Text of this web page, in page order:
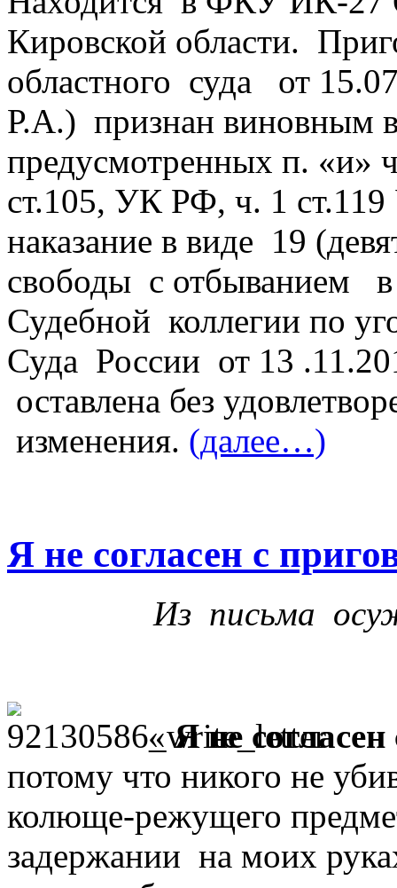
Кировской области.
областного суда от
Р.А.) признан виновным
предусмотренных п. «и»
ст.105, УК РФ, ч. 1
наказание в виде 19
свободы с отбыванием в
Судебной коллегии по
Суда России от 13
оставлена без
изменения. (далее…)
Я не согласен с
Из письма
«Я не
потому что никого не
колюще-режущего
задержании на моих